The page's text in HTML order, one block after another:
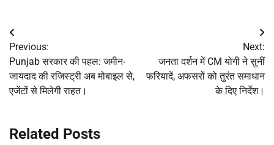
Post
navigation
Previous:
Punjab सरकार की पहल: जमीन-
जायदाद की रजिस्ट्री अब मोबाइल से,
एजेंटों से मिलेगी राहत।
Next:
जनता दर्शन में CM योगी ने सुनीं
फरियादें, अफसरों को तुरंत समाधान
के दिए निर्देश।
Related Posts